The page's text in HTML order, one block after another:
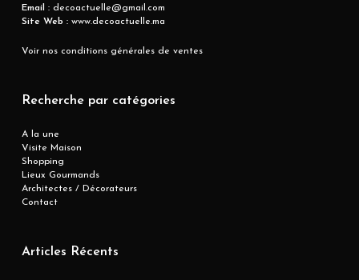
Email :decoactuelle@gmail.com
Site Web :www.decoactuelle.ma
Voir nos conditions générales de ventes
Recherche par catégories
A la une
Visite Maison
Shopping
Lieux Gourmands
Architectes / Décorateurs
Contact
Articles Récents